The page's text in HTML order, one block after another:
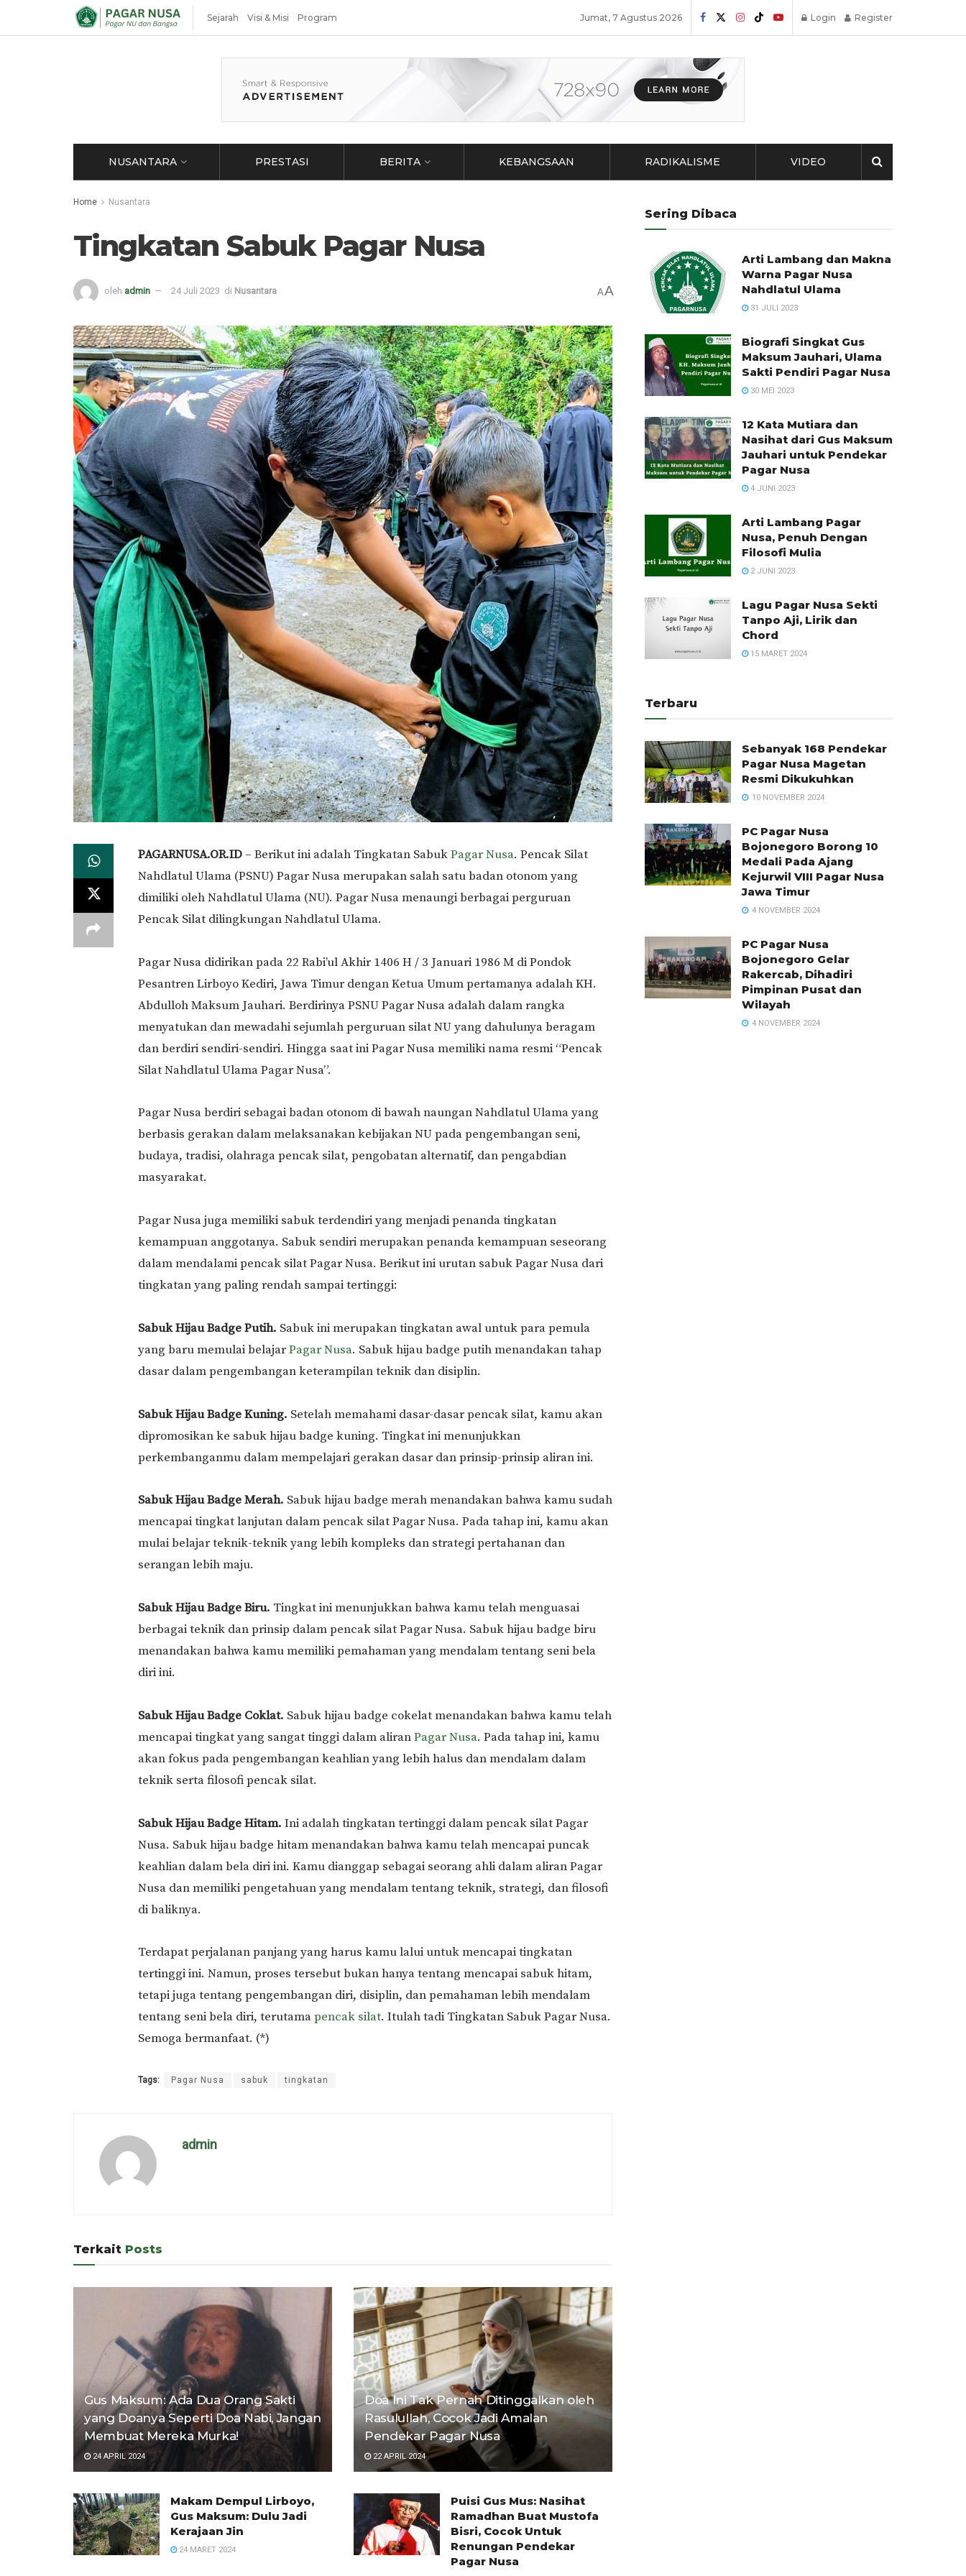
Sejarah Visi & Misi Program Jumat, 7 Agustus 2026 Login Register
NUSANTARA PRESTASI BERITA KEBANGSAAN RADIKALISME VIDEO
Home Nusantara
Tingkatan Sabuk Pagar Nusa
oleh admin 24 Juli 2023 di Nusantara AA
PAGARNUSA.OR.ID – Berikut ini adalah Tingkatan SabukPagar Nusa. Pencak Silat
Nahdlatul Ulama (PSNU) Pagar Nusa merupakan salah satu badan otonom yang
dimiliki oleh Nahdlatul Ulama (NU). Pagar Nusa menaungi berbagai perguruan
Pencak Silat dilingkungan Nahdlatul Ulama.
Pagar Nusa didirikan pada 22 Rabi’ul Akhir 1406 H / 3 Januari 1986 M di Pondok
Pesantren Lirboyo Kediri, Jawa Timur dengan Ketua Umum pertamanya adalah KH.
Abdulloh Maksum Jauhari. Berdirinya PSNU Pagar Nusa adalah dalam rangka
menyatukan dan mewadahi sejumlah perguruan silat NU yang dahulunya beragam
dan berdiri sendiri-sendiri. Hingga saat ini Pagar Nusa memiliki nama resmi “Pencak
Silat Nahdlatul Ulama Pagar Nusa”.
Pagar Nusa berdiri sebagai badan otonom di bawah naungan Nahdlatul Ulama yang
berbasis gerakan dalam melaksanakan kebijakan NU pada pengembangan seni,
budaya, tradisi, olahraga pencak silat, pengobatan alternatif, dan pengabdian
masyarakat.
Pagar Nusa juga memiliki sabuk terdendiri yang menjadi penanda tingkatan
kemampuan anggotanya. Sabuk sendiri merupakan penanda kemampuan seseorang
dalam mendalami pencak silat Pagar Nusa. Berikut ini urutan sabuk Pagar Nusa dari
tingkatan yang paling rendah sampai tertinggi:
Sabuk Hijau Badge Putih. Sabuk ini merupakan tingkatan awal untuk para pemula
yang baru memulai belajarPagar Nusa. Sabuk hijau badge putih menandakan tahap
dasar dalam pengembangan keterampilan teknik dan disiplin.
Sabuk Hijau Badge Kuning. Setelah memahami dasar-dasar pencak silat, kamu akan
dipromosikan ke sabuk hijau badge kuning. Tingkat ini menunjukkan
perkembanganmu dalam mempelajari gerakan dasar dan prinsip-prinsip aliran ini.
Sabuk Hijau Badge Merah. Sabuk hijau badge merah menandakan bahwa kamu sudah
mencapai tingkat lanjutan dalam pencak silat Pagar Nusa. Pada tahap ini, kamu akan
mulai belajar teknik-teknik yang lebih kompleks dan strategi pertahanan dan
serangan lebih maju.
Sabuk Hijau Badge Biru. Tingkat ini menunjukkan bahwa kamu telah menguasai
berbagai teknik dan prinsip dalam pencak silat Pagar Nusa. Sabuk hijau badge biru
menandakan bahwa kamu memiliki pemahaman yang mendalam tentang seni bela
diri ini.
Sabuk Hijau Badge Coklat. Sabuk hijau badge cokelat menandakan bahwa kamu telah
mencapai tingkat yang sangat tinggi dalam aliranPagar Nusa. Pada tahap ini, kamu
akan fokus pada pengembangan keahlian yang lebih halus dan mendalam dalam
teknik serta filosofi pencak silat.
Sabuk Hijau Badge Hitam. Ini adalah tingkatan tertinggi dalam pencak silat Pagar
Nusa. Sabuk hijau badge hitam menandakan bahwa kamu telah mencapai puncak
keahlian dalam bela diri ini. Kamu dianggap sebagai seorang ahli dalam aliran Pagar
Nusa dan memiliki pengetahuan yang mendalam tentang teknik, strategi, dan filosofi
di baliknya.
Terdapat perjalanan panjang yang harus kamu lalui untuk mencapai tingkatan
tertinggi ini. Namun, proses tersebut bukan hanya tentang mencapai sabuk hitam,
tetapi juga tentang pengembangan diri, disiplin, dan pemahaman lebih mendalam
tentang seni bela diri, terutamapencak silat. Itulah tadi Tingkatan Sabuk Pagar Nusa.
Semoga bermanfaat. (*)
Tags: Pagar Nusa sabuk tingkatan
admin
Terkait Posts
Gus Maksum: Ada Dua Orang Sakti
yang Doanya Seperti Doa Nabi, Jangan
Membuat Mereka Murka!
24 APRIL 2024
Doa Ini Tak Pernah Ditinggalkan oleh
Rasulullah, Cocok Jadi Amalan
Pendekar Pagar Nusa
22 APRIL 2024
Makam Dempul Lirboyo,
Gus Maksum: Dulu Jadi
Kerajaan Jin
24 MARET 2024
Puisi Gus Mus: Nasihat
Ramadhan Buat Mustofa
Bisri, Cocok Untuk
Renungan Pendekar
Pagar Nusa
Sering Dibaca
Arti Lambang dan Makna
Warna Pagar Nusa
Nahdlatul Ulama
31 JULI 2023
Biografi Singkat Gus
Maksum Jauhari, Ulama
Sakti Pendiri Pagar Nusa
30 MEI 2023
12 Kata Mutiara dan
Nasihat dari Gus Maksum
Jauhari untuk Pendekar
Pagar Nusa
4 JUNI 2023
Arti Lambang Pagar
Nusa, Penuh Dengan
Filosofi Mulia
2 JUNI 2023
Lagu Pagar Nusa Sekti
Tanpo Aji, Lirik dan
Chord
15 MARET 2024
Terbaru
Sebanyak 168 Pendekar
Pagar Nusa Magetan
Resmi Dikukuhkan
10 NOVEMBER 2024
PC Pagar Nusa
Bojonegoro Borong 10
Medali Pada Ajang
Kejurwil VIII Pagar Nusa
Jawa Timur
4 NOVEMBER 2024
PC Pagar Nusa
Bojonegoro Gelar
Rakercab, Dihadiri
Pimpinan Pusat dan
Wilayah
4 NOVEMBER 2024